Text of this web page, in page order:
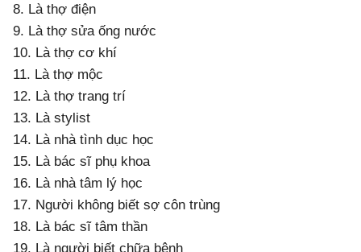
8. Là thợ điện
9. Là thợ sửa ống nước
10. Là thợ cơ khí
11. Là thợ mộc
12. Là thợ trang trí
13. Là stylist
14. Là nhà tình dục học
15. Là bác sĩ phụ khoa
16. Là nhà tâm lý học
17. Người không biết sợ côn trùng
18. Là bác sĩ tâm thần
19. Là người biết chữa bệnh